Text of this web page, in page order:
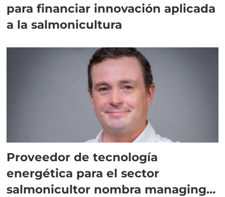
para financiar innovación aplicada
a la salmonicultura
Proveedor de tecnología
energética para el sector
salmonicultor nombra managing